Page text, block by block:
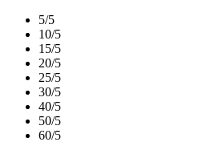
5/5
10/5
15/5
20/5
25/5
30/5
40/5
50/5
60/5